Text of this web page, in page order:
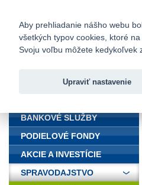
Fio banka
BANKOVÉ SLUŽBY
PODIELOVÉ FONDY
AKCIE A INVESTÍCIE
SPRAVODAJSTVO
Aby prehliadanie nášho webu
všetkých typov cookies, ktoré
Svoju voľbu môžete kedykoľvek
Upraviť nastavenie